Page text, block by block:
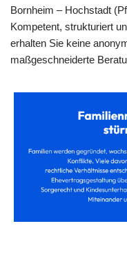
Bornheim – Hochstadt
Kompetent, strukturiert
erhalten Sie keine
maßgeschneiderte